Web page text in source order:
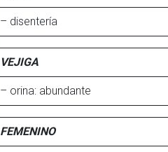
– disentería
VEJIGA
– orina: abundante
FEMENINO